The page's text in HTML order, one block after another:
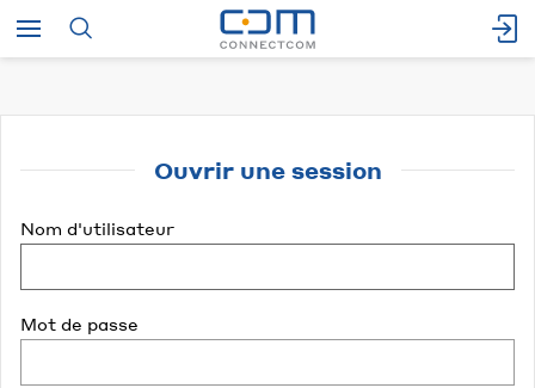
Ouvrir une session
Nom d'utilisateur
Mot de passe